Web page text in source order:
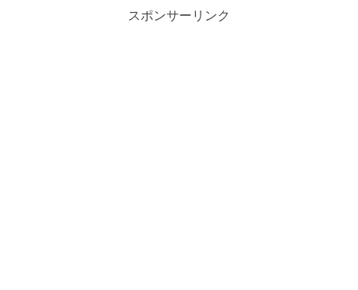
スポンサーリンク